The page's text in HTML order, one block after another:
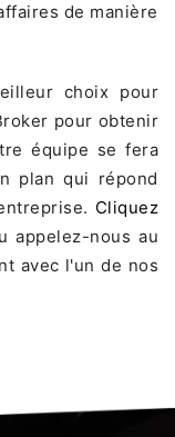
de manière
choix pour
pour obtenir
équipe se fera
plan qui répond
Cliquez
appelez-nous au
avec l'un de nos